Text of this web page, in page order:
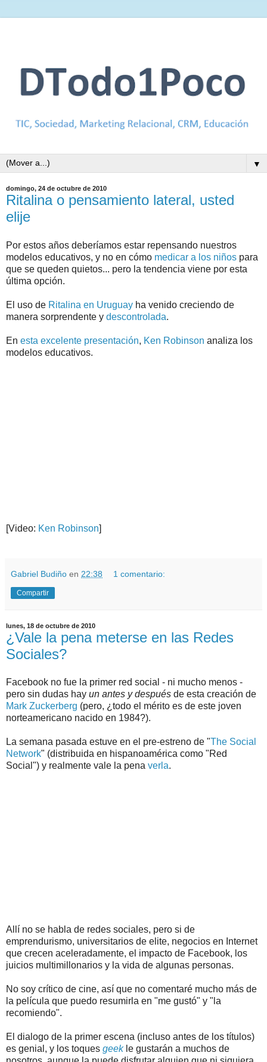
▼
domingo, 24 de octubre de 2010
Ritalina o pensamiento lateral, usted
elije
Por estos años deberíamos estar repensando nuestros
modelos educativos, y no en cómo medicar a los niños para
que se queden quietos... pero la tendencia viene por esta
última opción.
El uso de Ritalina en Uruguay ha venido creciendo de
manera sorprendente y descontrolada.
En esta excelente presentación, Ken Robinson analiza los
modelos educativos.
[Video: Ken Robinson]
Gabriel Budiño en 22:38 1 comentario:
Compartir
lunes, 18 de octubre de 2010
¿Vale la pena meterse en las Redes
Sociales?
Facebook no fue la primer red social - ni mucho menos -
pero sin dudas hay un antes y después de esta creación de
Mark Zuckerberg (pero, ¿todo el mérito es de este joven
norteamericano nacido en 1984?).
La semana pasada estuve en el pre-estreno de "The Social
Network" (distribuida en hispanoamérica como "Red
Social") y realmente vale la pena verla.
Allí no se habla de redes sociales, pero si de
emprendurismo, universitarios de elite, negocios en Internet
que crecen aceleradamente, el impacto de Facebook, los
juicios multimillonarios y la vida de algunas personas.
No soy crítico de cine, así que no comentaré mucho más de
la película que puedo resumirla en "me gustó" y "la
recomiendo".
El dialogo de la primer escena (incluso antes de los títulos)
es genial, y los toques geekle gustarán a muchos de